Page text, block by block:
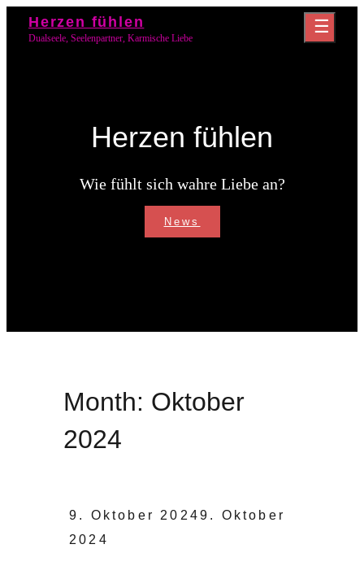
content
Herzen fühlen
Dualseele, Seelenpartner, Karmische Liebe
Herzen fühlen
Wie fühlt sich wahre Liebe an?
News
Month: Oktober
2024
Posted
on
9. Oktober 20249. Oktober
2024